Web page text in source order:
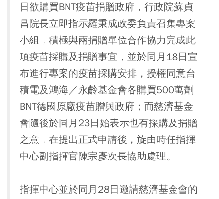
日欲購買BNT疫苗捐贈政府，行政院蘇貞
昌院長立即指示羅秉成政委負責召集專案
小組，積極與兩捐贈單位合作協力完成此
項疫苗採購及捐贈事宜，並於同月18日宣
布進行專案的疫苗採購安排，授權同意台
積電及鴻海／永齡基金會各購買500萬劑
BNT德國原廠疫苗贈與政府；而慈濟基金
會隨後於同月23日始表示也有採購及捐贈
之意，在提出正式申請後，旋由時任指揮
中心副指揮官陳宗彥次長協助處理。
指揮中心並於同月28日邀請慈濟基金會的